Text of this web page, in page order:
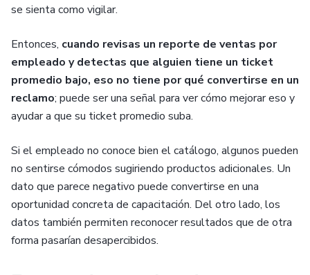
se sienta como vigilar.
Entonces, cuando revisas un reporte de ventas por
empleado y detectas que alguien tiene un ticket
promedio bajo, eso no tiene por qué convertirse en un
reclamo; puede ser una señal para ver cómo mejorar eso y
ayudar a que su ticket promedio suba.
Si el empleado no conoce bien el catálogo, algunos pueden
no sentirse cómodos sugiriendo productos adicionales. Un
dato que parece negativo puede convertirse en una
oportunidad concreta de capacitación. Del otro lado, los
datos también permiten reconocer resultados que de otra
forma pasarían desapercibidos.